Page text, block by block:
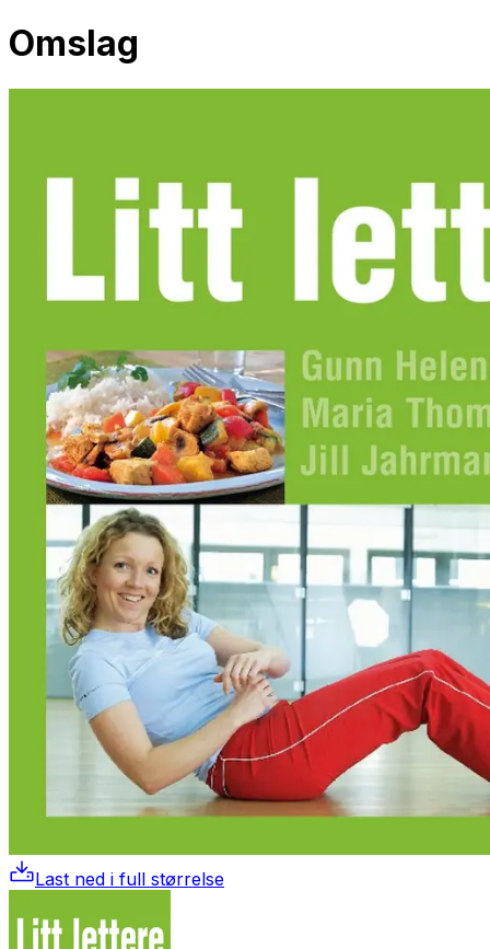
Omslag
Last ned i full størrelse